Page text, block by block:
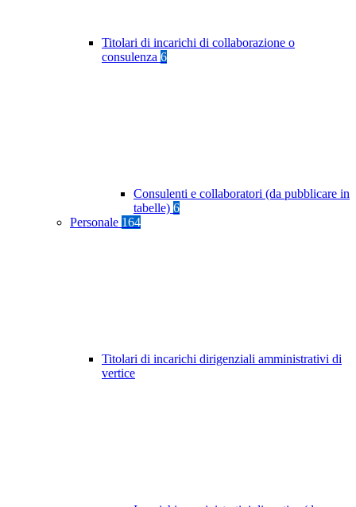
Titolari di incarichi di collaborazione o
consulenza 6
Consulenti e collaboratori (da pubblicare in
tabelle) 6
Personale 164
Titolari di incarichi dirigenziali amministrativi di
vertice